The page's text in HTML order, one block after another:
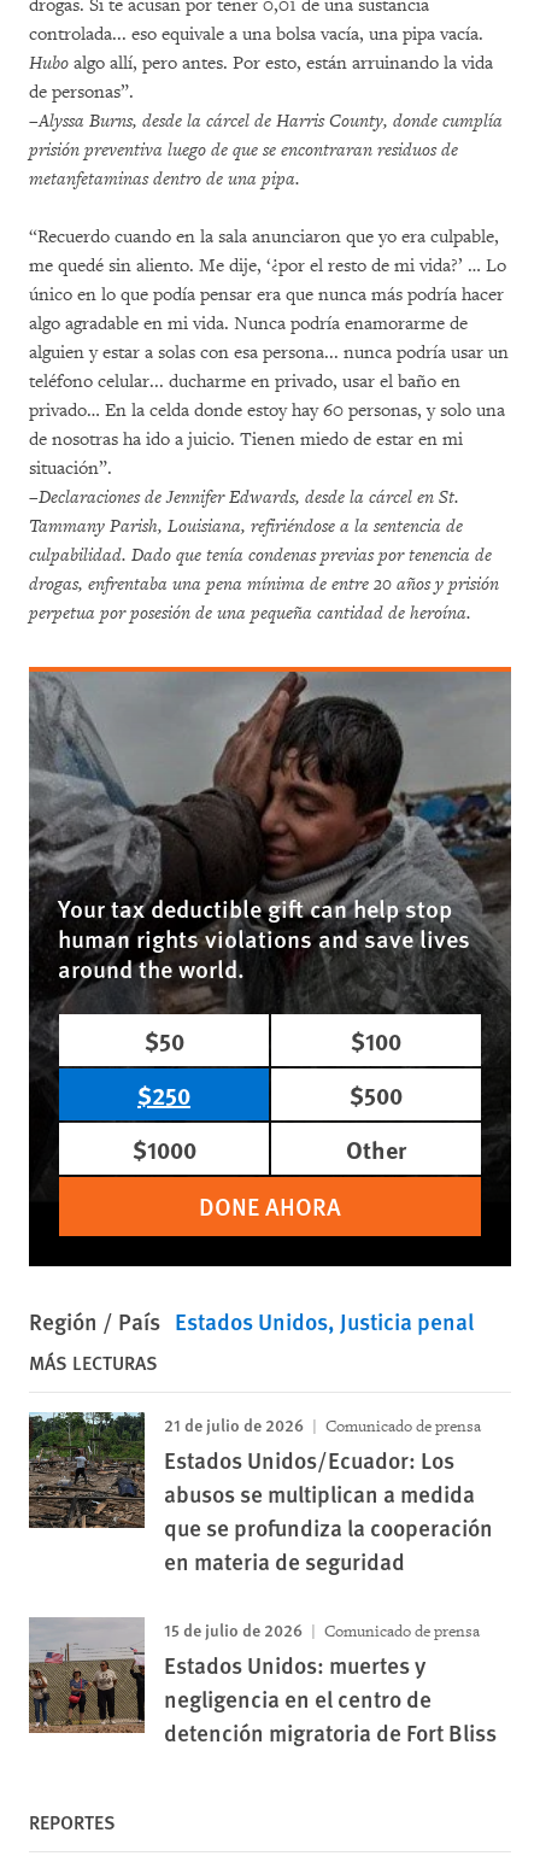
drogas. Si te acusan por tener 0,01 de una sustancia
controlada... eso equivale a una bolsa vacía, una pipa vacía.
Hubo algo allí, pero antes. Por esto, están arruinando la vida
de personas”.
–Alyssa Burns, desde la cárcel de Harris County, donde cumplía
prisión preventiva luego de que se encontraran residuos de
metanfetaminas dentro de una pipa.
“Recuerdo cuando en la sala anunciaron que yo era culpable,
me quedé sin aliento. Me dije, ‘¿por el resto de mi vida?’ … Lo
único en lo que podía pensar era que nunca más podría hacer
algo agradable en mi vida. Nunca podría enamorarme de
alguien y estar a solas con esa persona... nunca podría usar un
teléfono celular... ducharme en privado, usar el baño en
privado… En la celda donde estoy hay 60 personas, y solo una
de nosotras ha ido a juicio. Tienen miedo de estar en mi
situación”.
–Declaraciones de Jennifer Edwards, desde la cárcel en St.
Tammany Parish, Louisiana, refiriéndose a la sentencia de
culpabilidad. Dado que tenía condenas previas por tenencia de
drogas, enfrentaba una pena mínima de entre 20 años y prisión
perpetua por posesión de una pequeña cantidad de heroína.
Your tax deductible gift can help stop
human rights violations and save lives
around the world.
$50
$100
$250
$500
$1000
Other
DONE AHORA
Región / País Estados Unidos Justicia penal
MÁS LECTURAS
21 de julio de 2026 Comunicado de prensa
Estados Unidos/Ecuador: Los
abusos se multiplican a medida
que se profundiza la cooperación
en materia de seguridad
15 de julio de 2026 Comunicado de prensa
Estados Unidos: muertes y
negligencia en el centro de
detención migratoria de Fort Bliss
REPORTES